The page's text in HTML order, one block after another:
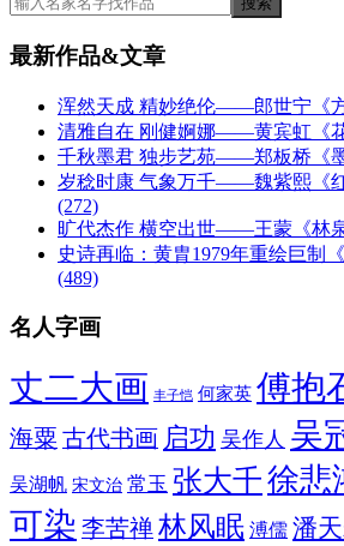
最新作品&文章
浑然天成 精妙绝伦——郎世宁《方
清雅自在 刚健婀娜——黄宾虹《花
千秋墨君 独步艺苑——郑板桥《墨
岁稔时康 气象万千——魏紫熙《
(272)
旷代杰作 横空出世——王蒙《林泉
史诗再临：黄胄1979年重绘巨制
(489)
名人字画
丈二大画 丰子恺 何家英 傅抱
海粟 古代书画 启功 吴作人 吴
吴湖帆 宋文治 常玉 张大千徐悲
可染 李苦禅林风眠 溥儒 潘